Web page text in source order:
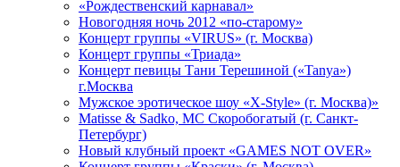
«Рождественский карнавал»
Новогодняя ночь 2012 «по-старому»
Концерт группы «VIRUS» (г. Москва)
Концерт группы «Триада»
Концерт певицы Тани Терешиной («Tanya»)
г.Москва
Мужское эротическое шоу «X-Style» (г. Москва)»
Matissе & Sadko, MC Скоробогатый (г. Санкт-
Петербург)
Новый клубный проект «GAMES NOT OVER»